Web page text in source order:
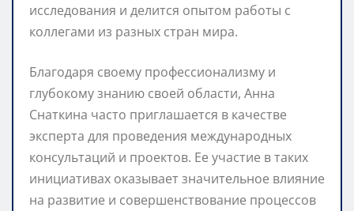
исследования и делится опытом работы с
коллегами из разных стран мира.
Благодаря своему профессионализму и
глубокому знанию своей области, Анна
Снаткина часто приглашается в качестве
эксперта для проведения международных
консультаций и проектов. Ее участие в таких
инициативах оказывает значительное влияние
на развитие и совершенствование процессов